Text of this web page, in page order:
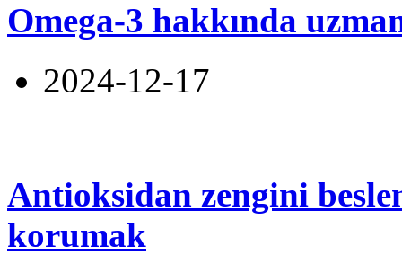
Omega-3 hakkında
2024-12-17
Antioksidan zengini
korumak